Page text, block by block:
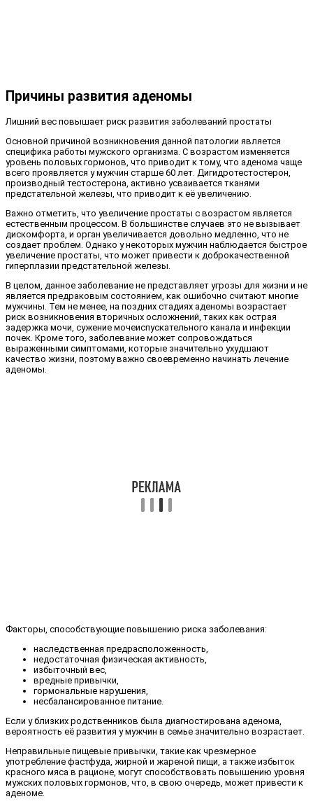
Причины развития аденомы
Лишний вес повышает риск развития заболеваний простаты
Основной причиной возникновения данной патологии является
специфика работы мужского организма. С возрастом изменяется
уровень половых гормонов, что приводит к тому, что аденома чаще
всего проявляется у мужчин старше 60 лет. Дигидротестостерон,
производный тестостерона, активно усваивается тканями
предстательной железы, что приводит к её увеличению.
Важно отметить, что увеличение простаты с возрастом является
естественным процессом. В большинстве случаев это не вызывает
дискомфорта, и орган увеличивается довольно медленно, что не
создает проблем. Однако у некоторых мужчин наблюдается быстрое
увеличение простаты, что может привести к доброкачественной
гиперплазии предстательной железы.
В целом, данное заболевание не представляет угрозы для жизни и не
является предраковым состоянием, как ошибочно считают многие
мужчины. Тем не менее, на поздних стадиях аденомы возрастает
риск возникновения вторичных осложнений, таких как острая
задержка мочи, сужение мочеиспускательного канала и инфекции
почек. Кроме того, заболевание может сопровождаться
выраженными симптомами, которые значительно ухудшают
качество жизни, поэтому важно своевременно начинать лечение
аденомы.
Факторы, способствующие повышению риска заболевания:
наследственная предрасположенность,
недостаточная физическая активность,
избыточный вес,
вредные привычки,
гормональные нарушения,
несбалансированное питание.
Если у близких родственников была диагностирована аденома,
вероятность её развития у мужчин в семье значительно возрастает.
Неправильные пищевые привычки, такие как чрезмерное
употребление фастфуда, жирной и жареной пищи, а также избыток
красного мяса в рационе, могут способствовать повышению уровня
мужских половых гормонов, что, в свою очередь, может привести к
аденоме.